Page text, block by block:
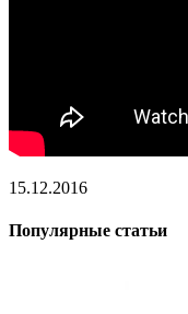
15.12.2016
Популярные статьи